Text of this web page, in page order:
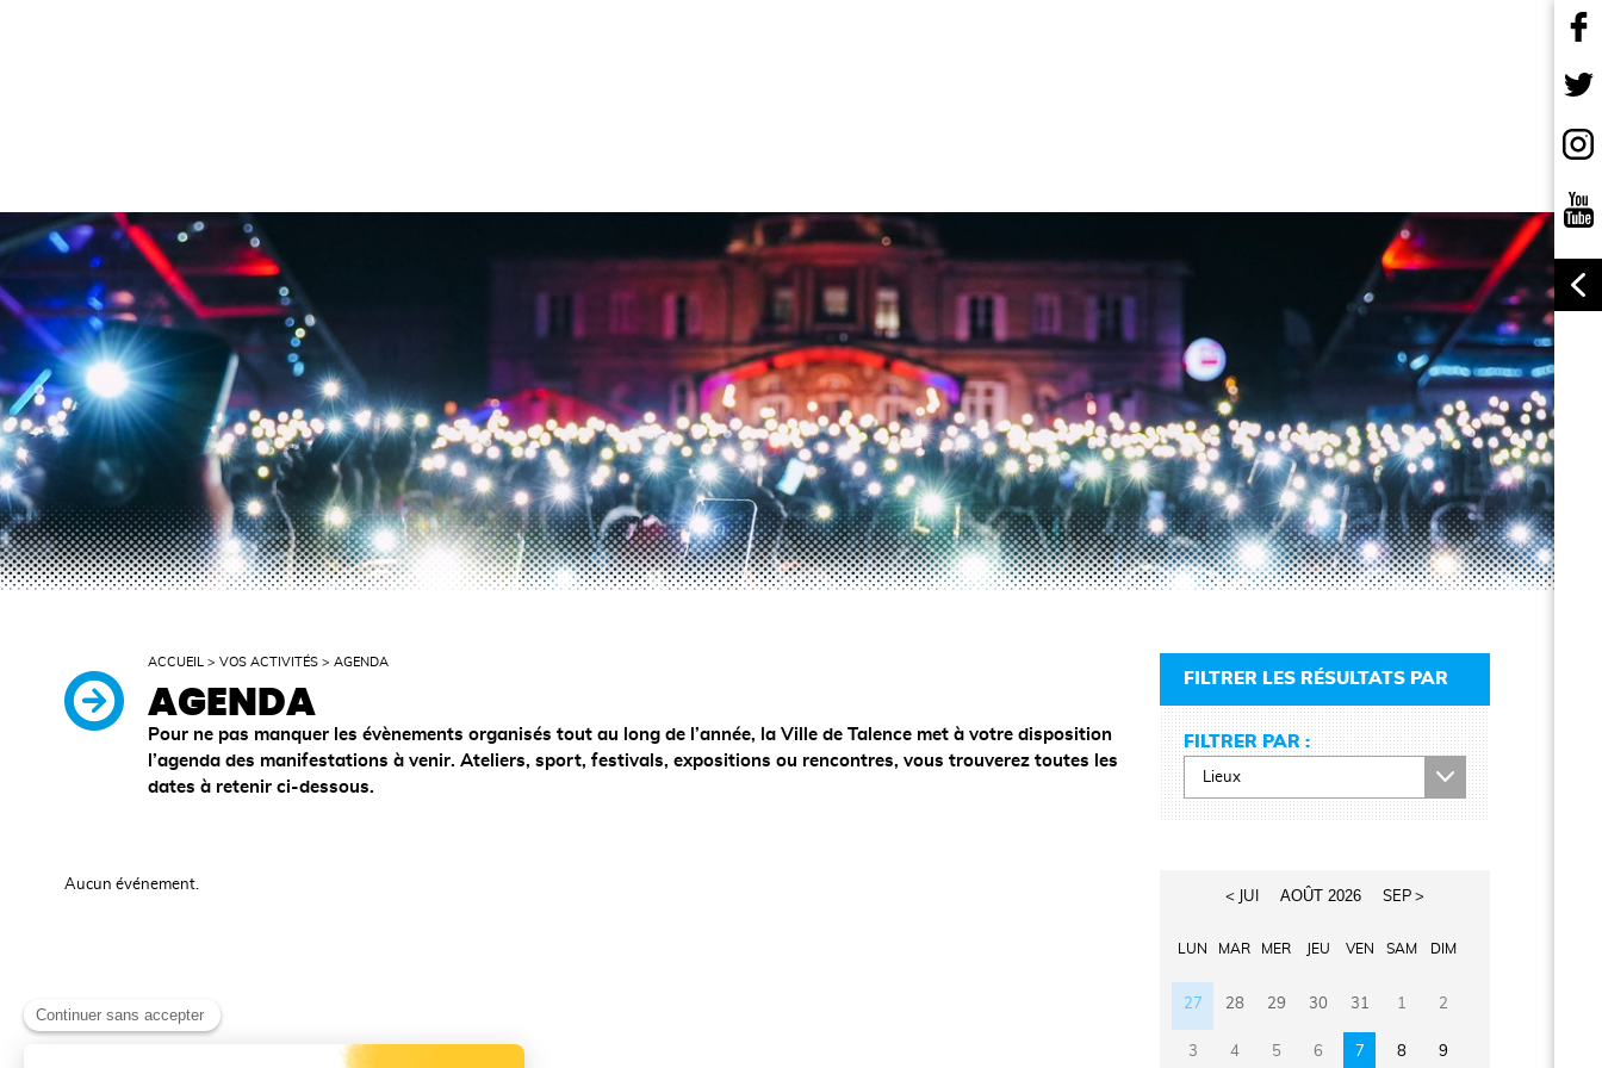
ACCUEIL >VOS ACTIVITÉS >AGENDA
AGENDA
Pour ne pas manquer les évènements organisés tout au long de l’année, la Ville de Talence met à votre disposition
l’agenda des manifestations à venir. Ateliers, sport, festivals, expositions ou rencontres, vous trouverez toutes les
dates à retenir ci-dessous.
Aucun événement.
FILTRER LES RÉSULTATS PAR
FILTRER PAR :
< JUI AOÛT 2026 SEP >
LUN MAR MER JEU VEN SAM DIM
27 28 29 30 31 1 2
3 4 5 6 7 8 9